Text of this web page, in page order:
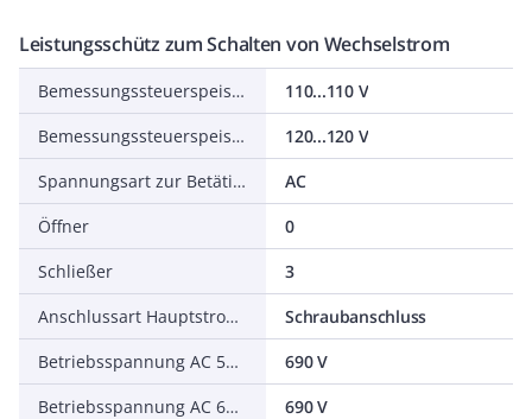
Leistungsschütz zum Schalten von Wechselstrom
Bemessungssteuerspeisespannung AC 50 Hz
110...110 V
Bemessungssteuerspeisespannung AC 60 Hz
120...120 V
Spannungsart zur Betätigung
AC
Öffner
0
Schließer
3
Anschlussart Hauptstromkreis
Schraubanschluss
Betriebsspannung AC 50 Hz
690 V
Betriebsspannung AC 60 Hz
690 V